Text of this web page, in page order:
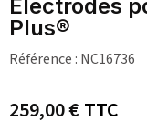
Électrodes
Plus®
Référence : NC16736
259,00 €TTC